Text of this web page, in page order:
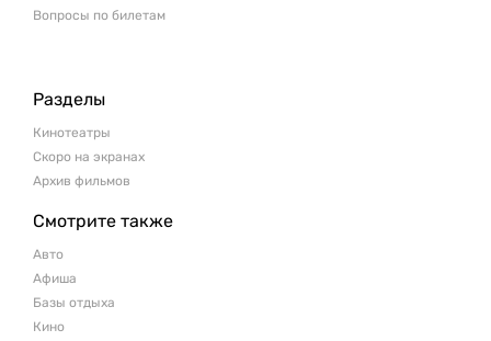
Вопросы по билетам
Разделы
Кинотеатры
Скоро на экранах
Архив фильмов
Смотрите также
Авто
Афиша
Базы отдыха
Кино